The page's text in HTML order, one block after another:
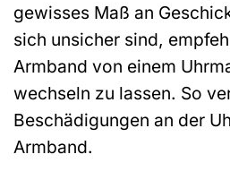
gewisses Maß an
sich unsicher sind,
Armband von einem
wechseln zu lassen. So
Beschädigungen an der
Armband.